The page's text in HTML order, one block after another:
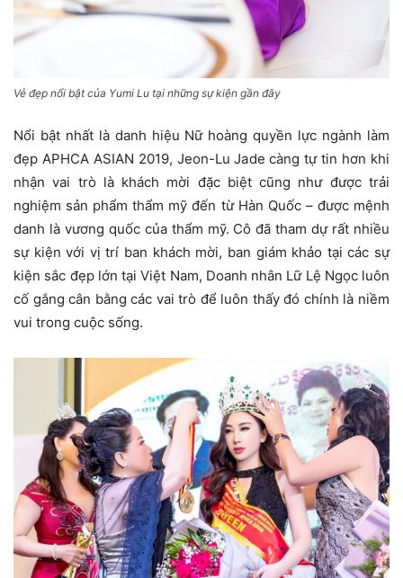
Vẻ đẹp nổi bật của Yumi Lu tại những sự kiện gần đây
Nổi bật nhất là danh hiệu Nữ hoàng quyền lực ngành làm
đẹp APHCA ASIAN 2019, Jeon-Lu Jade càng tự tin hơn khi
nhận vai trò là khách mời đặc biệt cũng như được trải
nghiệm sản phẩm thẩm mỹ đến từ Hàn Quốc – được mệnh
danh là vương quốc của thẩm mỹ. Cô đã tham dự rất nhiều
sự kiện với vị trí ban khách mời, ban giám khảo tại các sự
kiện sắc đẹp lớn tại Việt Nam, Doanh nhân Lữ Lệ Ngọc luôn
cố gắng cân bằng các vai trò để luôn thấy đó chính là niềm
vui trong cuộc sống.